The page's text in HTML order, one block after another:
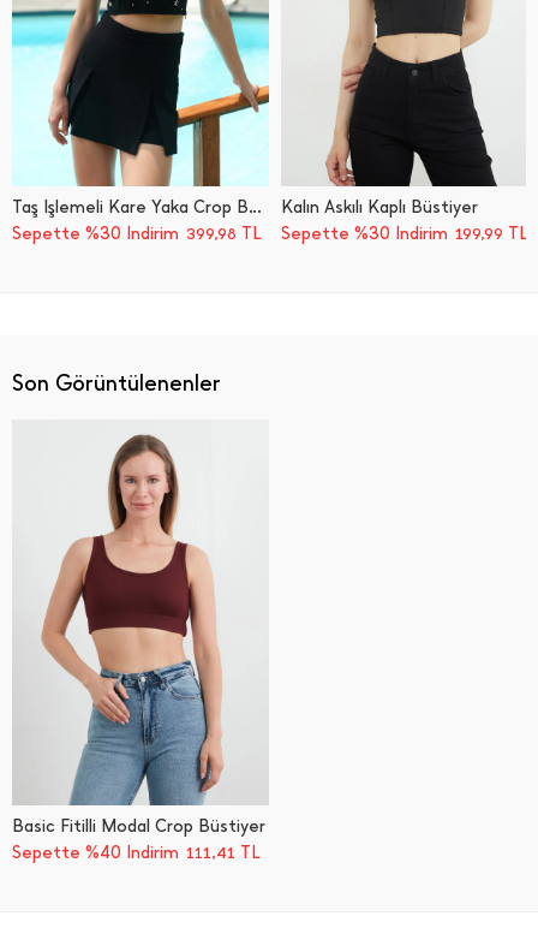
Taş İ̇şlemeli Kare Yaka Crop Büstiyer
Sepette %30 İndirim 399,98 TL
Kalın Askılı Kaplı Büstiyer
Sepette %30 İndirim 199,99 TL
Son Görüntülenenler
Basic Fitilli Modal Crop Büstiyer
Sepette %40 İndirim 111,41 TL